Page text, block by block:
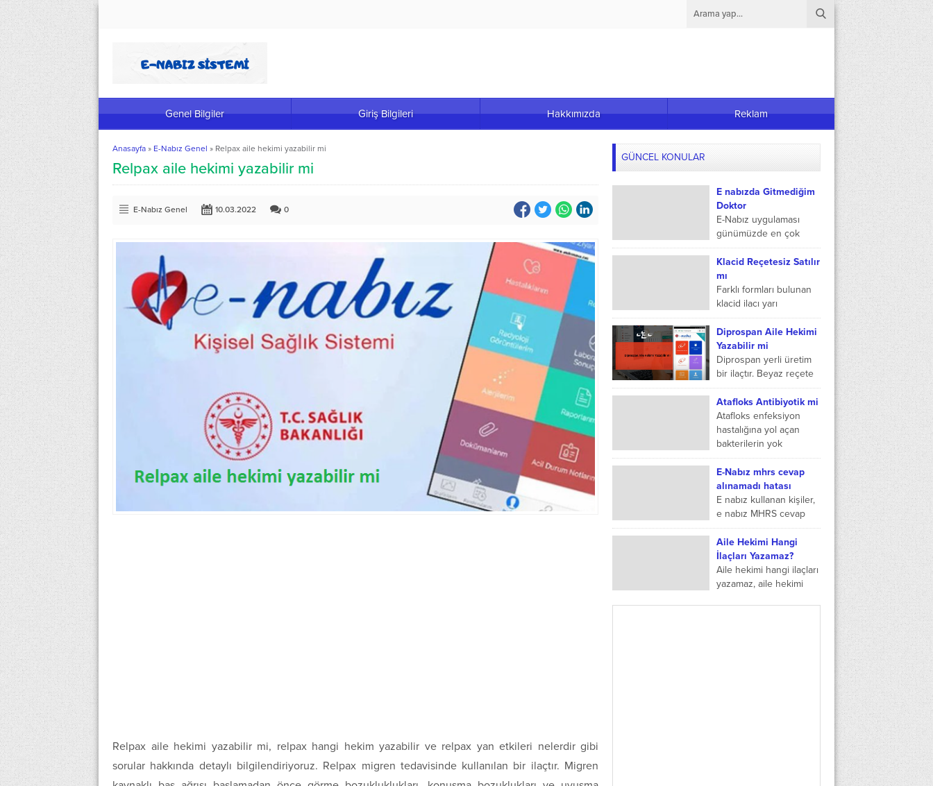
Genel Bilgiler Giriş Bilgileri Hakkımızda Reklam
Anasayfa » E-Nabız Genel » Relpax aile hekimi yazabilir mi
Relpax aile hekimi yazabilir mi
E-Nabız Genel 10.03.2022 0
Relpax aile hekimi yazabilir mi, relpax hangi hekim yazabilir ve relpax yan etkileri nelerdir gibi
sorular hakkında detaylı bilgilendiriyoruz. Relpax migren tedavisinde kullanılan bir ilaçtır. Migren
GÜNCEL KONULAR
E nabızda Gitmediğim
Doktor
E-Nabız uygulaması
günümüzde en çok
kullanılan bizlere
hastanede yaptığımız
tüm işlemleri gösteren
ve ileriye yönelik
hastane randevusu gibi
birçok işlemde...
Klacid Reçetesiz Satılır
mı
Farklı formları bulunan
klacid ilacı yarı
antibiyotik etkili bir ilaç
olarak bilinir. İlacın
içerisinde birden fazla
faydalı etken madde
vardır....
Diprospan Aile Hekimi
Yazabilir mi
Diprospan yerli üretim
bir ilaçtır. Beyaz reçete
ile satılmaktadır.
Diprospan
enjeksiyonluk
süspansiyon ismi ile
ilacın tam adı
geçmektedir. 1x1 ml....
Atafloks Antibiyotik mi
Atafloks enfeksiyon
hastalığına yol açan
bakterilerin yok
olmasında
kullanılmaktadır. Atafloks
güçlü etkisi ile vücuda
yerleşen bakterileri kısa
sürede öldürür.
Özellikle...
E-Nabız mhrs cevap
alınamadı hatası
E nabız kullanan kişiler,
e nabız MHRS cevap
alınamadı ibaresinden
çok şikayet etmektedir.
Peki bu ne demektir?
Detayları burada
bulabileceğiniz...
Aile Hekimi Hangi
İlaçları Yazamaz?
Aile hekimi hangi ilaçları
yazamaz, aile hekimi